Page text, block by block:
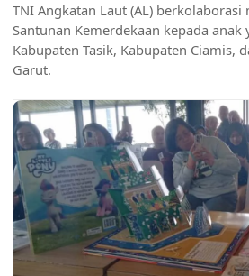
TNI Angkatan Laut (AL) berkolaborasi
Santunan Kemerdekaan kepada
Kabupaten Tasik, Kabupaten Ciamis,
Garut.